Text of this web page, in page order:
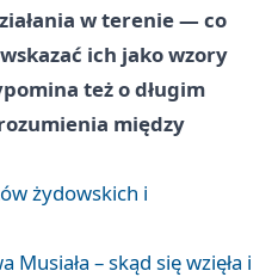
w terenie — co
ich jako wzory
też o długim
między
żydowskich i
Musiała – skąd się wzięła i